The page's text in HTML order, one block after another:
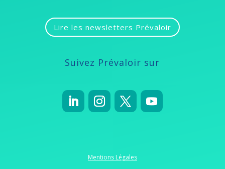
Lire les newsletters Prévaloir
Suivez Prévaloir sur
Mentions Légales